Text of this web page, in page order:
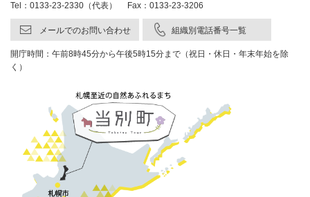
Tel：0133-23-2330（代表） Fax：0133-23-3206
メールでのお問い合わせ 組織別電話番号一覧
開庁時間：午前8時45分から午後5時15分まで（祝日・休日・年末年始を除
く）